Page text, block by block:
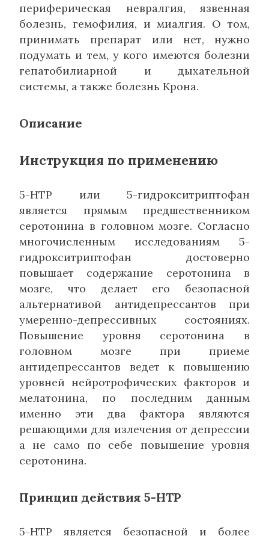
периферическая невралгия, язвенная
болезнь, гемофилия, и миалгия. О том,
принимать препарат или нет, нужно
подумать и тем, у кого имеются болезни
гепатобилиарной и дыхательной
системы, а также болезнь Крона.
Описание
Инструкция по применению
5-HTP или 5-гидрокситриптофан
является прямым предшественником
серотонина в головном мозге. Согласно
многочисленным исследованиям 5-
гидрокситриптофан достоверно
повышает содержание серотонина в
мозге, что делает его безопасной
альтернативой антидепрессантов при
умеренно-депрессивных состояниях.
Повышение уровня серотонина в
головном мозге при приеме
антидепрессантов ведет к повышению
уровней нейротрофических факторов и
мелатонина, по последним данным
именно эти два фактора являются
решающими для излечения от депрессии
а не само по себе повышение уровня
серотонина.
Принцип действия 5-HTP
5-HTP является безопасной и более